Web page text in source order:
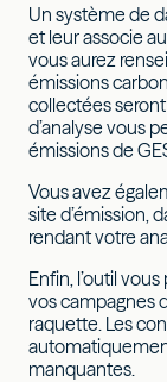
Un système de
et leur associe
vous aurez
émissions
collectées
d’analyse vous
émissions de
Vous avez
site d’émission,
rendant votre
Enfin, l’outil
vos campagnes
raquette. Les
manquantes.